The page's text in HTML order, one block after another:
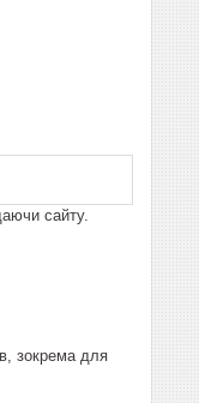
сайту.
зокрема для